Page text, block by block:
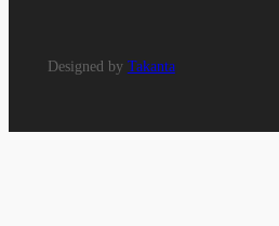
Designed by Takanta